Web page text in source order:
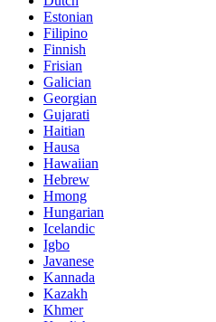
Estonian
Filipino
Finnish
Frisian
Galician
Georgian
Gujarati
Haitian
Hausa
Hawaiian
Hebrew
Hmong
Hungarian
Icelandic
Igbo
Javanese
Kannada
Kazakh
Khmer